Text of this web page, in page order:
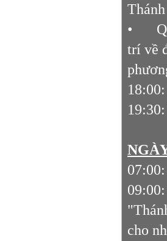
•
trí về
cho